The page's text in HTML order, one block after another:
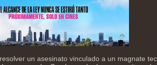
un asesinato vinculado a un magnate